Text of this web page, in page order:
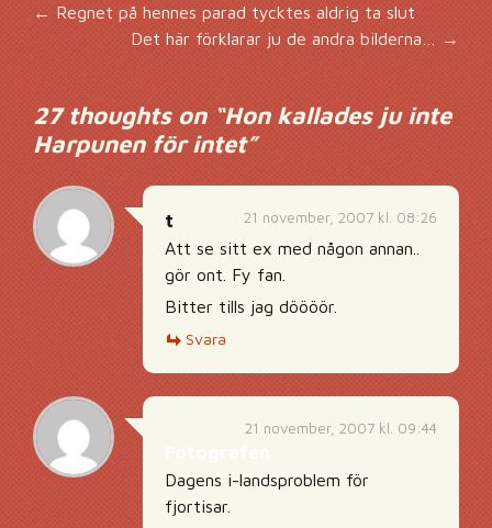
Inläggsnavigering
←Regnet på hennes parad tycktes aldrig ta slut
Det här förklarar ju de andra bilderna… →
27 thoughts on “Hon kallades ju inte
Harpunen för intet”
21 november, 2007 kl. 08:26
t
Att se sitt ex med någon annan..
gör ont. Fy fan.
Bitter tills jag döööör.
Svara
21 november, 2007 kl. 09:44
Dagens i-landsproblem för
fjortisar.